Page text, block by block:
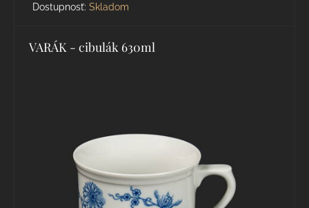
Dostupnosť: Skladom
VARÁK - cibulák 630ml